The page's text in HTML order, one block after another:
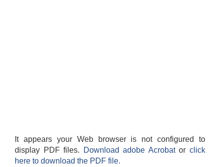
It appears your Web browser is not configured to
display PDF files.
Download adobe Acrobatorclick
here to download the PDF file.